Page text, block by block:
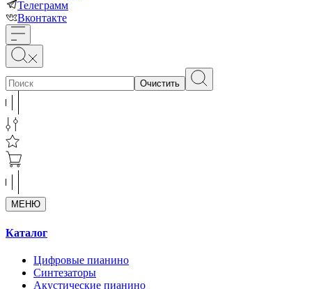
Телеграмм
Вконтакте
Очистить
МЕНЮ
Каталог
Цифровые пианино
Синтезаторы
Акустические пианино